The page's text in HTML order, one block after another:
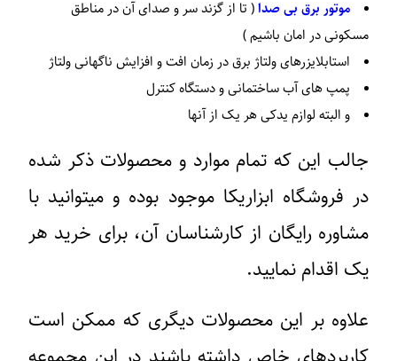
موتور برق بی صدا( تا از گزند سر و صدای آن در مناطق
مسکونی در امان باشیم )
استابلایزرهای ولتاژ برق در زمان افت و افزایش ناگهانی ولتاژ
پمپ های آب ساختمانی و دستگاه کنترل
و البته لوازم یدکی هر یک از آنها
جالب این که تمام موارد و محصولات ذکر شده
در فروشگاه ابزاریکا موجود بوده و میتوانید با
مشاوره رایگان از کارشناسان آن، برای خرید هر
یک اقدام نمایید.
علاوه بر این محصولات دیگری که ممکن است